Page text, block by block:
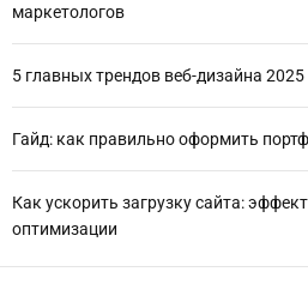
маркетологов
5 главных трендов веб-дизайна 2025
Гайд: как правильно оформить
Как ускорить загрузку сайта:
оптимизации